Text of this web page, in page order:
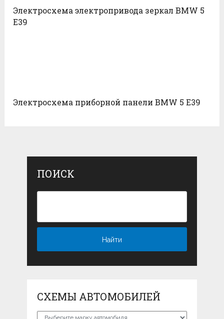
Электросхема электропривода зеркал BMW 5
E39
Электросхема приборной панели BMW 5 E39
ПОИСК
СХЕМЫ АВТОМОБИЛЕЙ
Схемы